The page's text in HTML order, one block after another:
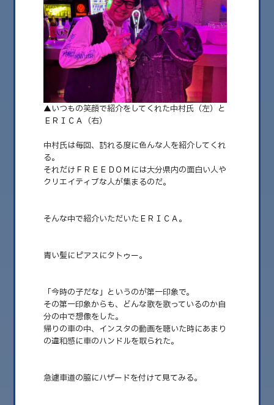
2026.05.30
OCHIEYE’S PRESS No.46 ERICA（from
Blue Tiara）
毎度！落合商店です。 先日、大分の夜の繁華街である都町を探索してい
た時の話し。 マークパ……
2026.08
2026.07
2026.04
2026.02
2026.01
2025.12
2025.10
▲いつもの笑顔で紹介をしてくれた中村氏（左）と
ＥＲＩＣＡ（右）
中村氏は毎回、訪れる度に色んな人を紹介してくれ
る。
それだけＦＲＥＥＤＯＭには大分県内の面白い人や
クリエイティブな人が集まるのだ。
そんな中で紹介いただいたＥＲＩＣＡ。
青い髪にピアスにタトゥー。
「今時の子だな」というのが第一印象で。
その第一印象からも、どんな歌を歌っているのか自
分の中で想像をした。
帰りの車の中、インスタの動画を聴いた時にあまり
の違和感に車のハンドルを取られた。
急遽車道の脇にハザードを付けて見てみる。